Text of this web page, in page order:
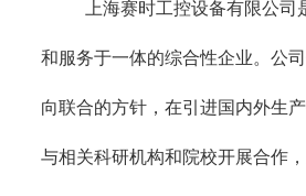
上海赛时工控设备有限公司
和服务于一体的综合性企业。公
向联合的方针，在引进国内外生
与相关科研机构和院校开展合作